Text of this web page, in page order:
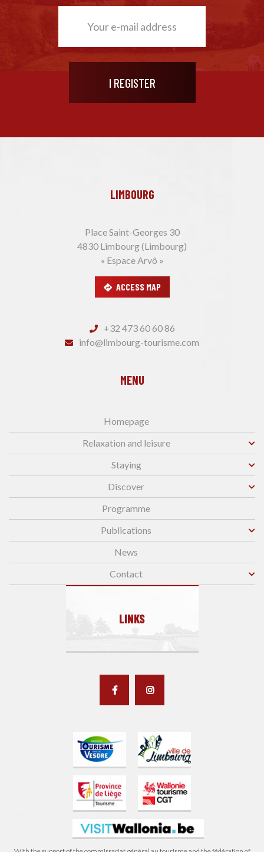
LIMBOURG
Place Saint-Georges 30
4830 Limbourg (Limbourg)
« Espace Arvô »
ACCESS MAP
+32 473 60 60 86
info@limbourg-tourisme.com
MENU
Homepage
Relaxation and leisure
Staying
Discover
Programme
Publications
News
Contact
LINKS